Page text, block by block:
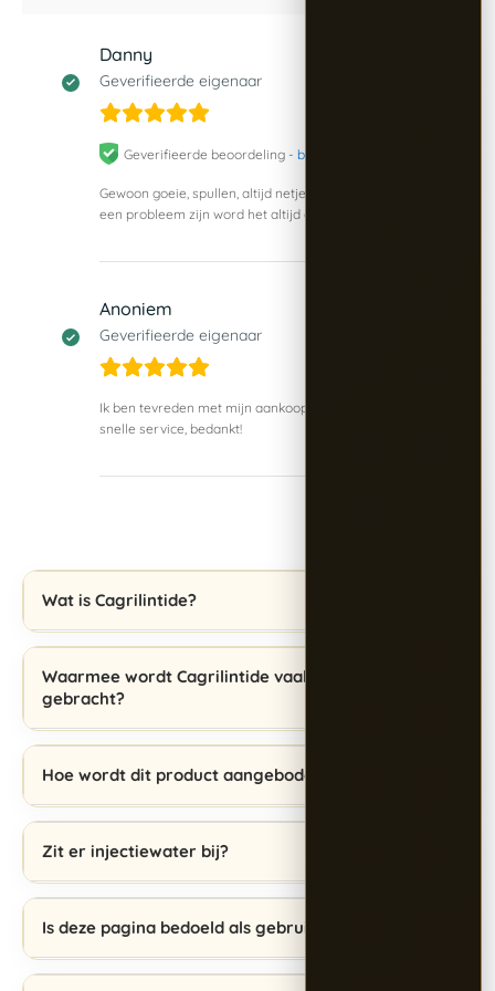
Danny
Geverifieerde eigenaar
Geverifieerde beoordeling - bekijk origineel
Gewoon goeie, spullen, altijd netjes antwoord, en mocht er
een probleem zijn word het altijd direct opgelost
Anoniem
Geverifieerde eigenaar
Ik ben tevreden met mijn aankoop. Goede producten en
snelle service, bedankt!
Wat is Cagrilintide?
Waarmee wordt Cagrilintide vaak in verband
gebracht?
Hoe wordt dit product aangeboden?
Zit er injectiewater bij?
Is deze pagina bedoeld als gebruiksadvies?